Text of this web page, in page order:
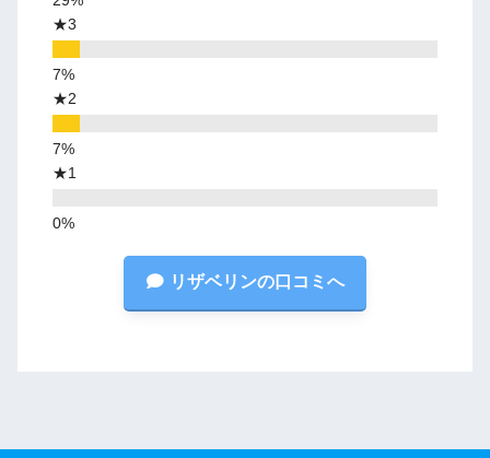
★3
★2
★1
リザベリンの口コミへ